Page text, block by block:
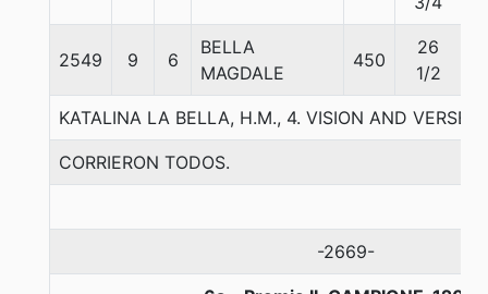
2549 9 6
BELLA
MAGDALE
450
26
1/2
KATALINA LA BELLA, H.M., 4. VISION AND VERSE-
CORRIERON TODOS.
-2669-